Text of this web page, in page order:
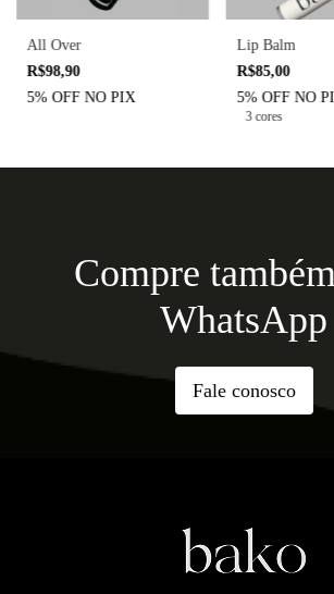
All Over
R$98,90
5% OFF NO PIX
Lip Balm
R$85,00
5% OFF NO
3 cores
Compre
WhatsApp
Fale conosco